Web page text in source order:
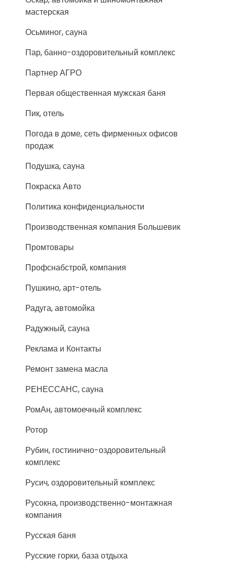
мастерская
Осьминог, сауна
Пар, банно-оздоровительный комплекс
Партнер АГРО
Первая общественная мужская баня
Пик, отель
Погода в доме, сеть фирменных офисов
продаж
Подушка, сауна
Покраска Авто
Политика конфиденциальности
Производственная компания Большевик
Промтовары
Профснабстрой, компания
Пушкино, арт-отель
Радуга, автомойка
Радужный, сауна
Реклама и Контакты
Ремонт замена масла
РЕНЕССАНС, сауна
РомАн, автомоечный комплекс
Ротор
Рубин, гостинично-оздоровительный
комплекс
Русич, оздоровительный комплекс
Русокна, производственно-монтажная
компания
Русская баня
Русские горки, база отдыха